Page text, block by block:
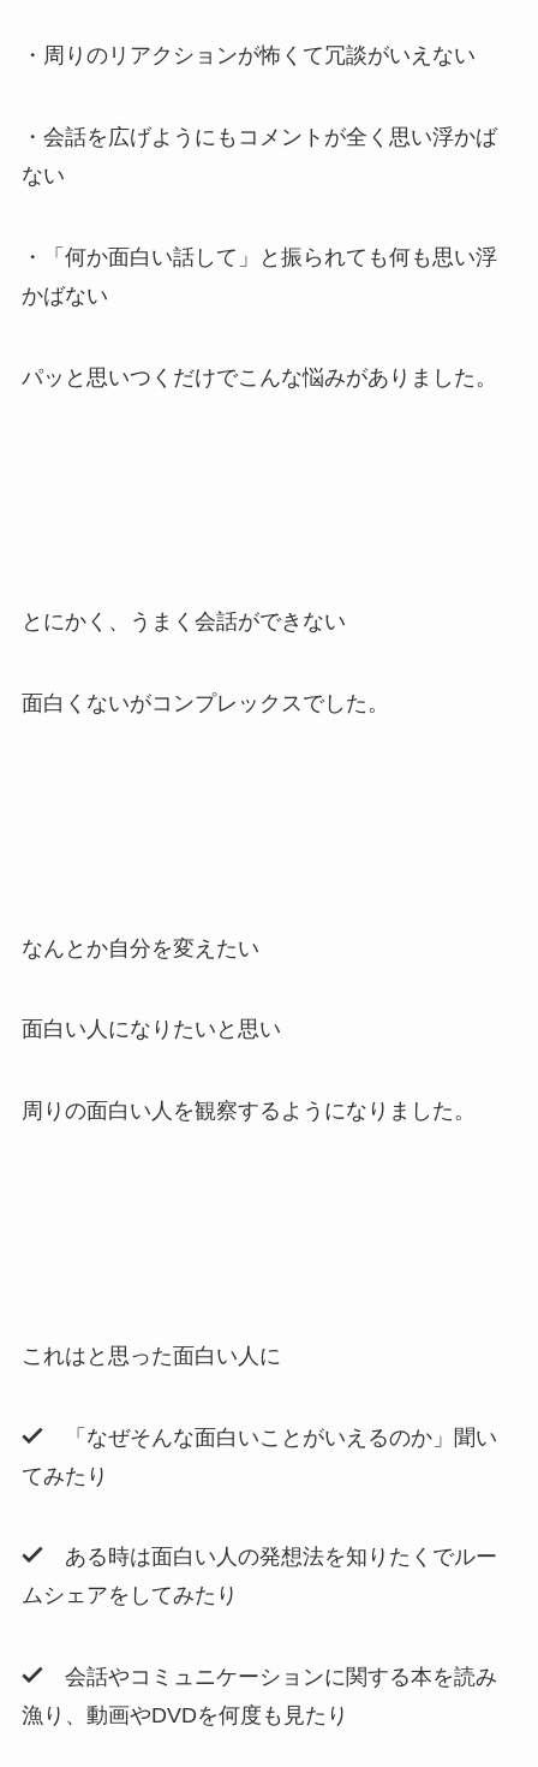
・周りのリアクションが怖くて冗談がいえない
・会話を広げようにもコメントが全く思い浮かば
ない
・「何か面白い話して」と振られても何も思い浮
かばない
パッと思いつくだけでこんな悩みがありました。
とにかく、うまく会話ができない
面白くないがコンプレックスでした。
なんとか自分を変えたい
面白い人になりたいと思い
周りの面白い人を観察するようになりました。
これはと思った面白い人に
「なぜそんな面白いことがいえるのか」聞い
てみたり
ある時は面白い人の発想法を知りたくでルー
ムシェアをしてみたり
会話やコミュニケーションに関する本を読み
漁り、動画やDVDを何度も見たり